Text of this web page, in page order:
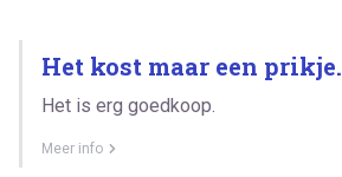
Het kost maar een prikje.
Het is erg goedkoop.
Meer info